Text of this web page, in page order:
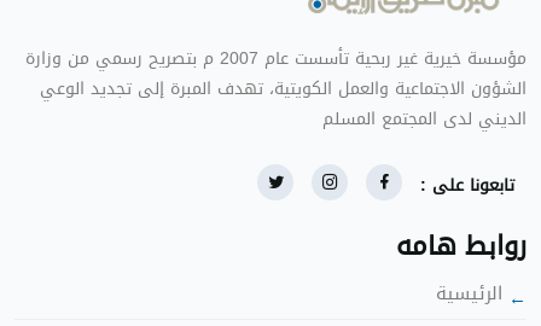
ؤسسة خيرية غير ربحية تأسست عام 2007 م بتصريح رسمي من وزارة
الشؤون الاجتماعية والعمل الكويتية، تهدف المبرة إلى تجديد الوعي
الديني لدى المجتمع المس
تابعونا على :
روابط هامه
الرئيسية